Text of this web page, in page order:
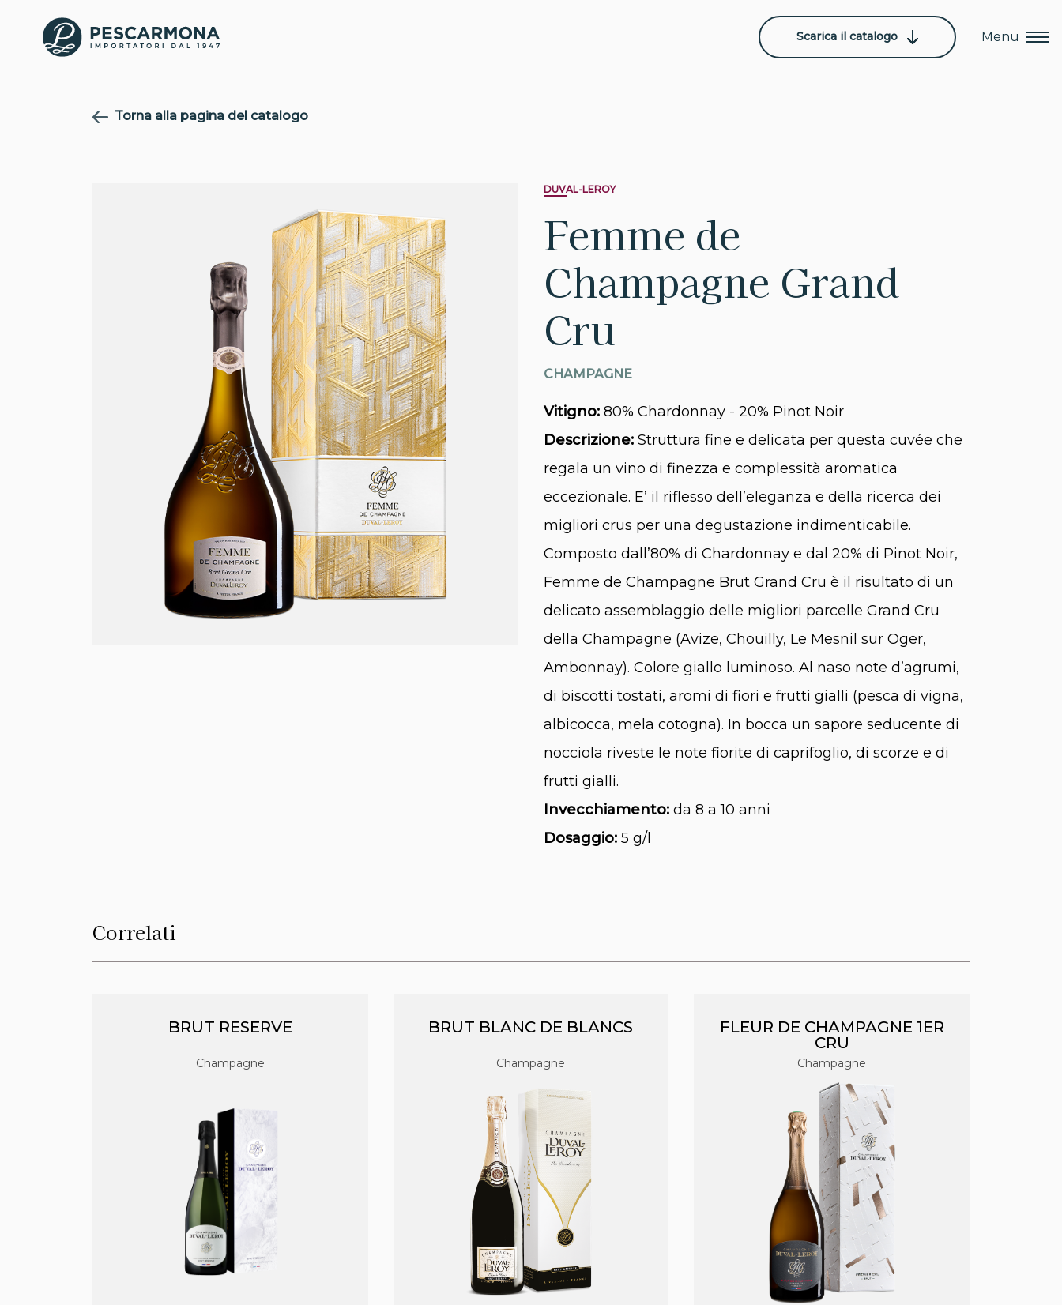
Scarica il catalogo Menu
Torna alla pagina del catalogo
DUVAL-LEROY
Femme de
Champagne Grand
Cru
CHAMPAGNE
Vitigno: 80% Chardonnay - 20% Pinot Noir
Descrizione: Struttura fine e delicata per questa cuvée che
regala un vino di finezza e complessità aromatica
eccezionale. E’ il riflesso dell’eleganza e della ricerca dei
migliori crus per una degustazione indimenticabile.
Composto dall’80% di Chardonnay e dal 20% di Pinot Noir,
Femme de Champagne Brut Grand Cru è il risultato di un
delicato assemblaggio delle migliori parcelle Grand Cru
della Champagne (Avize, Chouilly, Le Mesnil sur Oger,
Ambonnay). Colore giallo luminoso. Al naso note d’agrumi,
di biscotti tostati, aromi di fiori e frutti gialli (pesca di vigna,
albicocca, mela cotogna). In bocca un sapore seducente di
nocciola riveste le note fiorite di caprifoglio, di scorze e di
frutti gialli.
Invecchiamento: da 8 a 10 anni
Dosaggio: 5 g/l
Correlati
BRUT RESERVE
Champagne
BRUT BLANC DE BLANCS
Champagne
FLEUR DE CHAMPAGNE 1ER
CRU
Champagne